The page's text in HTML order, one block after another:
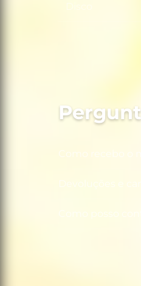
Como recebo o
Devoluções e
Como posso